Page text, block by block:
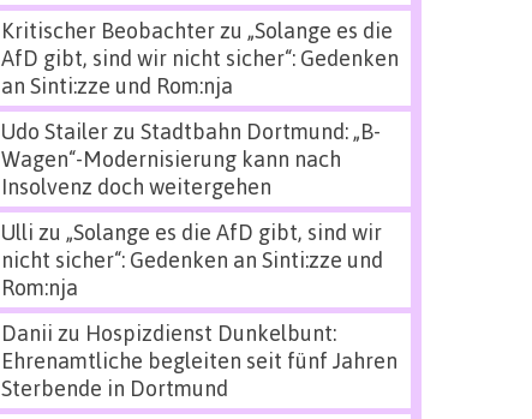
Kritischer Beobachterzu „Solange es die
AfD gibt, sind wir nicht sicher“: Gedenken
an Sinti:zze und Rom:nja
Udo Stailerzu Stadtbahn Dortmund: „B-
Wagen“-Modernisierung kann nach
Insolvenz doch weitergehen
Ulli zu „Solange es die AfD gibt, sind wir
nicht sicher“: Gedenken an Sinti:zze und
Rom:nja
Danii zu Hospizdienst Dunkelbunt:
Ehrenamtliche begleiten seit fünf Jahren
Sterbende in Dortmund